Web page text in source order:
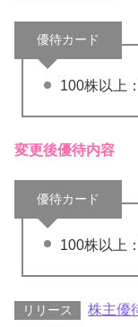
優待カード
100株以上
変更後優待内容
優待カード
100株以上
リリース
株主優